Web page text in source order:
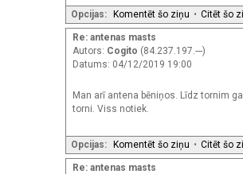
Opcijas: Komentēt šo ziņu • Citēt šo
Re: antenas masts
Autors: Cogito (84.237.197.---)
Datums: 04/12/2019 19:00
Man arī antena bēniņos. Līdz tornim
torni. Viss notiek.
Opcijas: Komentēt šo ziņu • Citēt šo
Re: antenas masts